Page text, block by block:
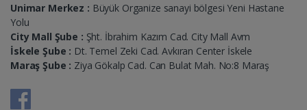
Unimar Merkez : Büyük Organize sanayi bölgesi Yeni Hastane
Yolu
City Mall Şube : Şht. İbrahim Kazım Cad. City Mall Avm
İskele Şube : Dt. Temel Zeki Cad. Avkıran Center İskele
Maraş Şube : Ziya Gökalp Cad. Can Bulat Mah. No:8 Maraş